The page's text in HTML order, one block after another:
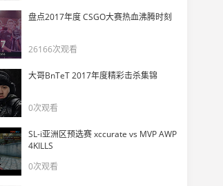
ESL Pro League S20 小组赛 9月15日高光合集
盘点2017年度 CSGO大赛热血沸腾时刻
26166次观看
大哥BnTeT 2017年度精彩击杀集锦
0次观看
SL-i亚洲区预选赛 xccurate vs MVP AWP
4KILLS
0次观看